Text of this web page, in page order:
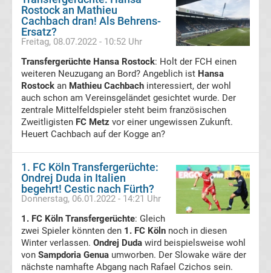
Transfergerüchte
Waldhof
Mannheim
Transfergerüchte
TSG
1899
Hoffenheim
Transfergerüchte
TSV
Rostock an Mathieu
Cachbach dran! Als Behrens-
Ersatz?
Freitag, 08.07.2022 - 10:52 Uhr
Transfergerüchte Hansa Rostock: Holt der FCH einen
weiteren Neuzugang an Bord? Angeblich ist Hansa
Rostock an Mathieu Cachbach interessiert, der wohl
auch schon am Vereinsgeländet gesichtet wurde. Der
zentrale Mittelfeldspieler steht beim französischen
Zweitligisten FC Metz vor einer ungewissen Zukunft.
Heuert Cachbach auf der Kogge an?
1. FC Köln Transfergerüchte:
Ondrej Duda in Italien
begehrt! Cestic nach Fürth?
Donnerstag, 06.01.2022 - 14:21 Uhr
1. FC Köln Transfergerüchte: Gleich
zwei Spieler könnten den 1. FC Köln noch in diesen
Winter verlassen. Ondrej Duda wird beispielsweise wohl
von Sampdoria Genua umworben. Der Slowake wäre der
nächste namhafte Abgang nach Rafael Czichos sein.